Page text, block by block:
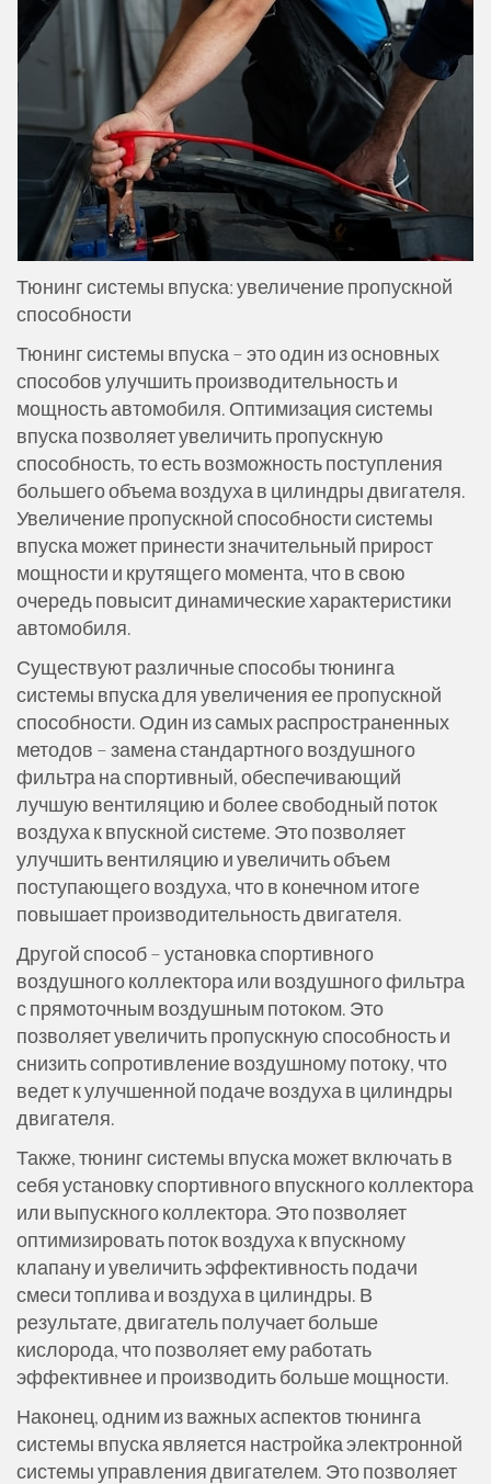
Тюнинг системы впуска: увеличение пропускной
способности
Тюнинг системы впуска – это один из основных
способов улучшить производительность и
мощность автомобиля. Оптимизация системы
впуска позволяет увеличить пропускную
способность, то есть возможность поступления
большего объема воздуха в цилиндры двигателя.
Увеличение пропускной способности системы
впуска может принести значительный прирост
мощности и крутящего момента, что в свою
очередь повысит динамические характеристики
автомобиля.
Существуют различные способы тюнинга
системы впуска для увеличения ее пропускной
способности. Один из самых распространенных
методов – замена стандартного воздушного
фильтра на спортивный, обеспечивающий
лучшую вентиляцию и более свободный поток
воздуха к впускной системе. Это позволяет
улучшить вентиляцию и увеличить объем
поступающего воздуха, что в конечном итоге
повышает производительность двигателя.
Другой способ – установка спортивного
воздушного коллектора или воздушного фильтра
с прямоточным воздушным потоком. Это
позволяет увеличить пропускную способность и
снизить сопротивление воздушному потоку, что
ведет к улучшенной подаче воздуха в цилиндры
двигателя.
Также, тюнинг системы впуска может включать в
себя установку спортивного впускного коллектора
или выпускного коллектора. Это позволяет
оптимизировать поток воздуха к впускному
клапану и увеличить эффективность подачи
смеси топлива и воздуха в цилиндры. В
результате, двигатель получает больше
кислорода, что позволяет ему работать
эффективнее и производить больше мощности.
Наконец, одним из важных аспектов тюнинга
системы впуска является настройка электронной
системы управления двигателем. Это позволяет